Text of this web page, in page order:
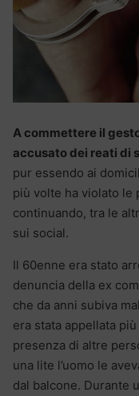
A commettere il
accusato dei reati di
pur essendo ai
più volte ha violato le
continuando, tra le
sui social.
Il 60enne era stato
denuncia della ex
che da anni subiva
era stata appellata
presenza di altre
una lite l’uomo le
dal balcone. Durante